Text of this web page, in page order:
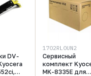
DV-
1702RL0UN2
Сервисный
комплект
MK-8335E для